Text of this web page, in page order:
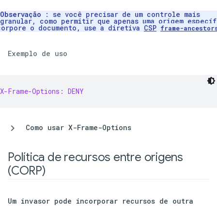
Observação : se você precisar de um controle mais
granular, como permitir que apenas uma origem
o documento, use a diretiva CSP frame-
Exemplo de uso
X-Frame-Options: DENY
Como usar X-Frame-Options
Política de recursos entre origens
(CORP)
Um invasor pode incorporar recursos de outra